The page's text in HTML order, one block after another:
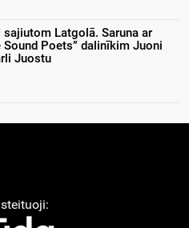
sajiutom Latgolā. Saruna ar
Sound Poets” dalinīkim Juoni
Juostu